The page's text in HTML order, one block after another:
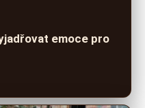
emoce pro